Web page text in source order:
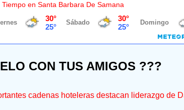
Tiempo en Santa Barbara De Samana
CON TUS AMIGOS ???
cadenas hoteleras destacan liderazgo de